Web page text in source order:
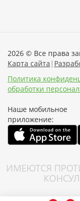
2026 © Все права
Карта сайта |
Политика
обработки
Наше мобильное
приложение:
ИМЕЮТСЯ